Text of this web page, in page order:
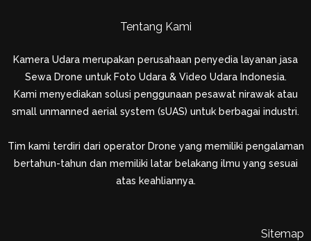
Tentang Kami
Kamera Udara merupakan perusahaan penyedia layanan jasa
Sewa Drone untuk Foto Udara & Video Udara Indonesia.
Kami menyediakan solusi penggunaan pesawat nirawak atau
small unmanned aerial system (sUAS) untuk berbagai industri.
Tim kami terdiri dari operator Drone yang memiliki pengalaman
bertahun-tahun dan memiliki latar belakang ilmu yang sesuai
atas keahliannya.
Sitemap